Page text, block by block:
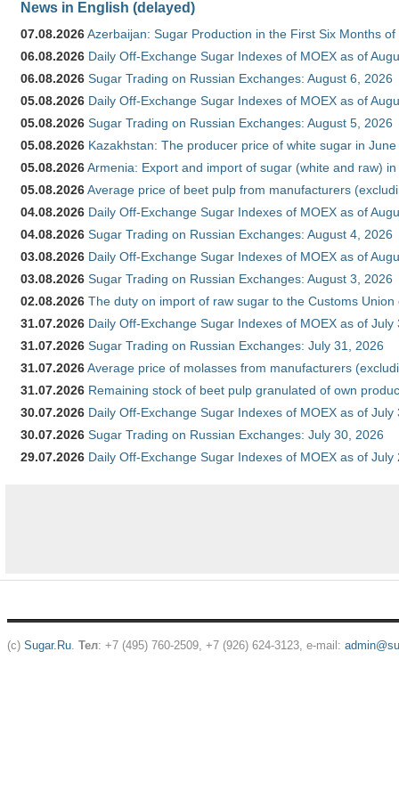
News in English (delayed)
07.08.2026Azerbaijan: Sugar Production in the First Six Months of
06.08.2026 Daily Off-Exchange Sugar Indexes of MOEX as of
06.08.2026 Sugar Trading on Russian Exchanges: August 6, 2026
05.08.2026 Daily Off-Exchange Sugar Indexes of MOEX as of
05.08.2026 Sugar Trading on Russian Exchanges: August 5, 2026
05.08.2026 Kazakhstan: The producer price of white sugar in
05.08.2026Armenia: Export and import of sugar (white and raw)
05.08.2026Average price of beet pulp from manufacturers
04.08.2026 Daily Off-Exchange Sugar Indexes of MOEX as of
04.08.2026 Sugar Trading on Russian Exchanges: August 4, 2026
03.08.2026 Daily Off-Exchange Sugar Indexes of MOEX as of
03.08.2026 Sugar Trading on Russian Exchanges: August 3, 2026
02.08.2026 The duty on import of raw sugar to the Customs
31.07.2026 Daily Off-Exchange Sugar Indexes of MOEX as of July
31.07.2026 Sugar Trading on Russian Exchanges: July 31, 2026
31.07.2026Average price of molasses from manufacturers
31.07.2026 Remaining stock of beet pulp granulated of own
30.07.2026 Daily Off-Exchange Sugar Indexes of MOEX as of July
30.07.2026 Sugar Trading on Russian Exchanges: July 30, 2026
29.07.2026 Daily Off-Exchange Sugar Indexes of MOEX as of July
(c) Sugar.Ru Тел: +7 (495) 760-2509, +7 (926) 624-3123, e-mail: